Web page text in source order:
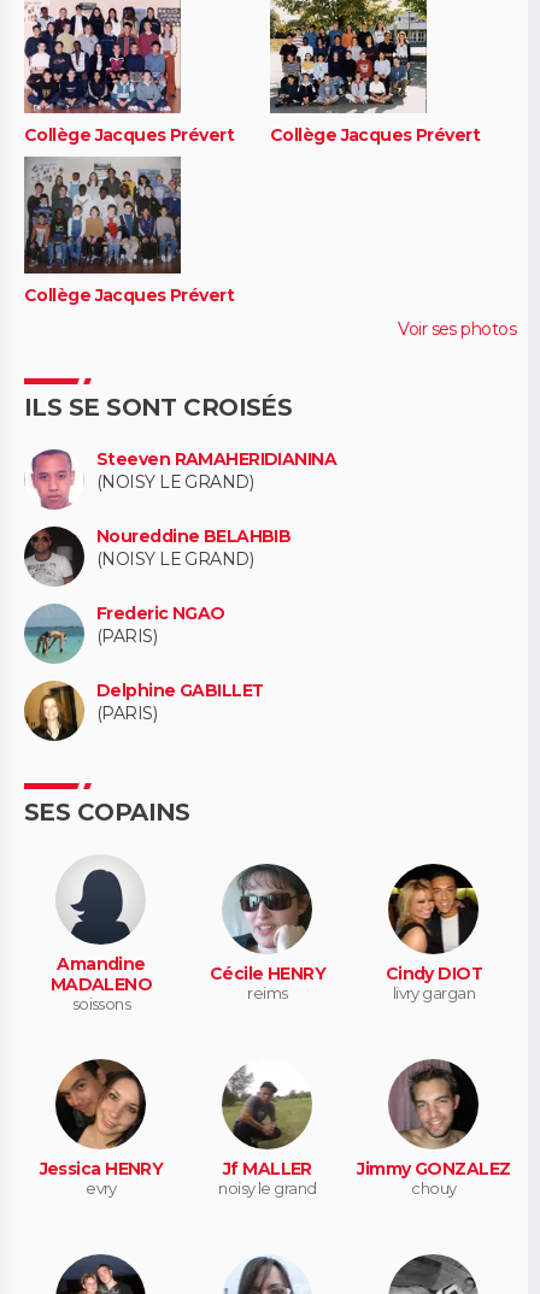
Collège Jacques Prévert Collège Jacques Prévert
Collège Jacques Prévert
Voir ses photos
ILS SE SONT CROISÉS
Steeven RAMAHERIDIANINA
(NOISY LE GRAND)
Noureddine BELAHBIB
(NOISY LE GRAND)
Frederic NGAO
(PARIS)
Delphine GABILLET
(PARIS)
SES COPAINS
Amandine
MADALENO
soissons
Cécile HENRY
reims
Cindy DIOT
livry gargan
Jessica HENRY
evry
Jf MALLER
noisy le grand
Jimmy GONZALEZ
chouy